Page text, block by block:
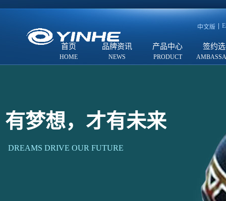
中文版
首页 品牌资讯 产品中心 签约
有梦想，才有未来
DREAMS DRIVE OUR FUTURE